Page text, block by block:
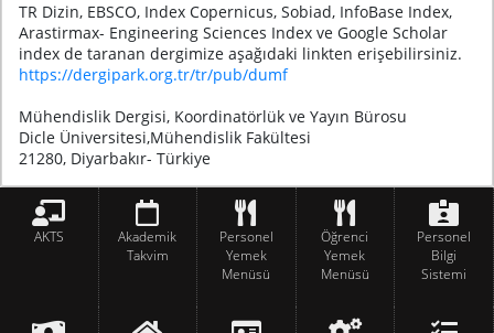
TR Dizin, EBSCO, Index Copernicus, Sobiad, InfoBase Index,
Arastirmax- Engineering Sciences Index ve Google Scholar
index de taranan dergimize aşağıdaki linkten erişebilirsiniz.
https://dergipark.org.tr/tr/pub/dumf
Mühendislik Dergisi, Koordinatörlük ve Yayın Bürosu
Dicle Üniversitesi,Mühendislik Fakültesi
21280, Diyarbakır- Türkiye
AKTS
Akademik
Takvim
Personel
Yemek
Menüsü
Öğrenci
Yemek
Menüsü
Personel
Bilgi
Sistemi